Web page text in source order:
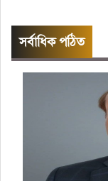
সর্বাধিক পঠিত